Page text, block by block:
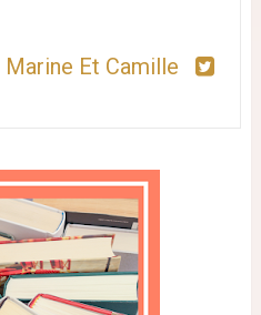
Marine Et Camille